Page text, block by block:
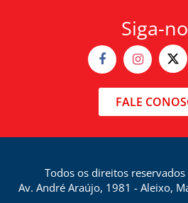
Siga-
FALE
Todos os direitos
Av. André Araújo, 1981 - Aleixo,